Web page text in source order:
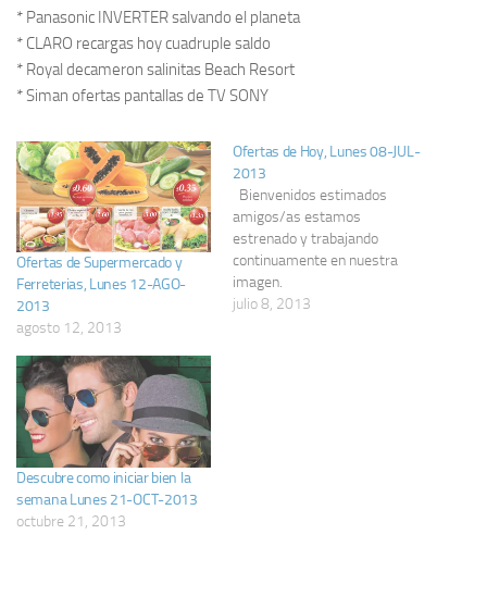
* Panasonic INVERTER salvando el planeta
* CLARO recargas hoy cuadruple saldo
* Royal decameron salinitas Beach Resort
* Siman ofertas pantallas de TV SONY
Ofertas de Supermercado y
Ferreterias, Lunes 12-AGO-
2013
agosto 12, 2013
Ofertas de Hoy, Lunes 08-JUL-
2013
Bienvenidos estimados
amigos/as estamos
estrenado y trabajando
continuamente en nuestra
imagen.
Hoy Lunes interesante
julio 8, 2013
Descubre como iniciar bien la
semana Lunes 21-OCT-2013
octubre 21, 2013